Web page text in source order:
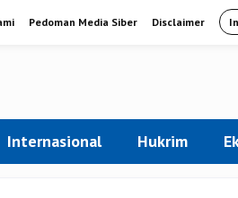
Pedoman Media Siber Disclaimer
Internasional Hukrim